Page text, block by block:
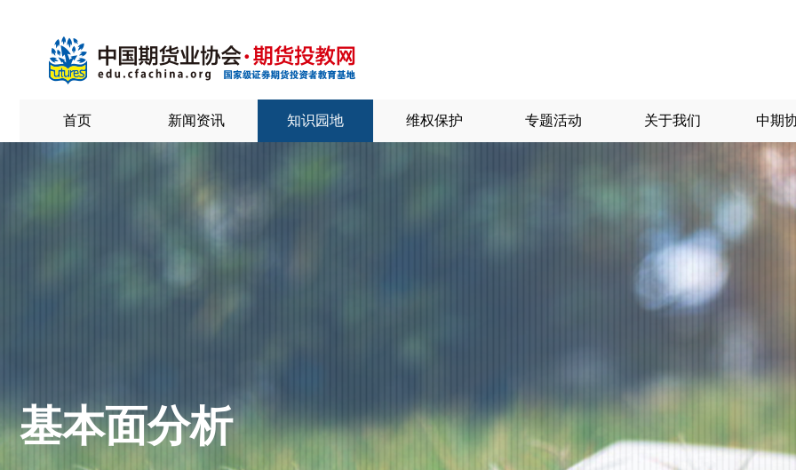
首页 新闻资讯 知识园地 维权保护 专题活动 关于我们 中期
基本面分析